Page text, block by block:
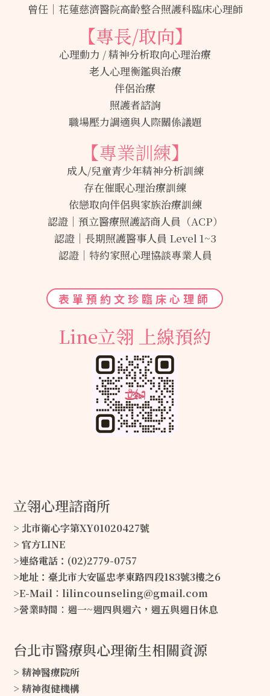
曾任｜花蓮慈濟醫院高齡整合照護科臨床心理師
【專長/取向】
心理動力 /精神分析取向心理治療
老人心理衡鑑與治療
伴侶治療
照護者諮詢
職場壓力調適與人際關係議題
【專業訓練】
成人/兒童青少年精神分析訓練
存在催眠心理治療訓練
依戀取向伴侶與家族治療訓練
認證｜預立醫療照護諮商人員（ACP）
認證｜長期照護醫事人員 Level 1~3
認證｜特約家照心理協談專業人員
表單預約文珍臨床心理師
Line立翎 上線預約
立翎心理諮商所
> 北市衛心字第XY01020427號
> 官方LINE
>連絡電話：(02)2779-0757
>地址：臺北市大安區忠孝東路四段183號3樓之6
>E-Mail∶lilincounseling@gmail.com
>營業時間∶週一~週四與週六，週五與週日休息
台北市醫療與心理衛生相關資源
> 精神醫療院所
> 精神復健機構